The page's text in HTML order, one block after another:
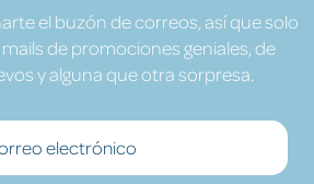
el buzón de correos, así que solo
de promociones geniales, de
y alguna que otra sorpresa.